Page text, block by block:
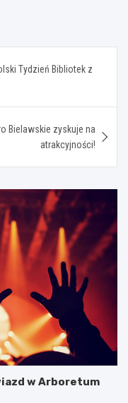
Tydzień Bibliotek z
Bielawskie zyskuje na
atrakcyjności!
w Arboretum